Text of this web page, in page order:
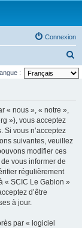
Connexion
e
:
« nous », « notre »,
»), vous acceptez
Si vous n’acceptez
suivantes, veuillez
modifier ces
vous informer de
régulièrement
« SCIC Le Gabion »
d’être
à jour.
par « logiciel